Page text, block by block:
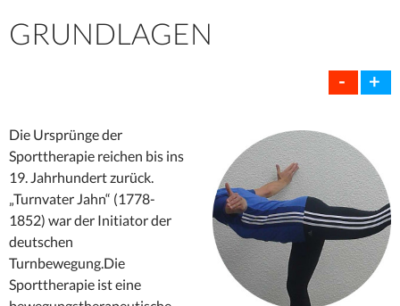
GRUNDLAGEN
+
-
Die Ursprünge der
Sporttherapie reichen bis ins
19. Jahrhundert zurück.
„Turnvater Jahn“ (1778-
1852) war der Initiator der
deutschen
Turnbewegung.Die
Sporttherapie ist eine